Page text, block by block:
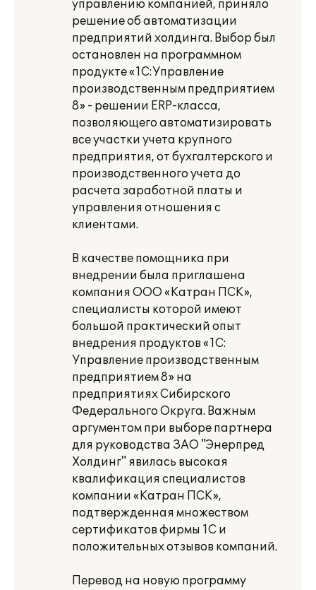
управлению компанией, приняло
решение об автоматизации
предприятий холдинга. Выбор был
остановлен на программном
продукте «1С:Управление
производственным предприятием
8» - решении ERP-класса,
позволяющего автоматизировать
все участки учета крупного
предприятия, от бухгалтерского и
производственного учета до
расчета заработной платы и
управления отношения с
клиентами.
В качестве помощника при
внедрении была приглашена
компания ООО «Катран ПСК»,
специалисты которой имеют
большой практический опыт
внедрения продуктов «1С:
Управление производственным
предприятием 8» на
предприятиях Сибирского
Федерального Округа. Важным
аргументом при выборе партнера
для руководства ЗАО "Энерпред
Холдинг" явилась высокая
квалификация специалистов
компании «Катран ПСК»,
подтвержденная множеством
сертификатов фирмы 1С и
положительных отзывов компаний.
Перевод на новую программу